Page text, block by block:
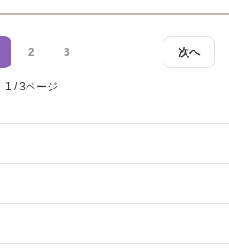
次へ
2 3
1 / 3ページ